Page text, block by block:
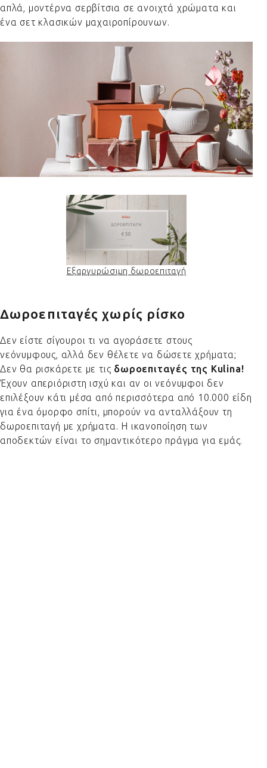
απλά, μοντέρνα σερβίτσια σε ανοιχτά χρώματα και
ένα σετ κλασικών μαχαιροπίρουνων.
Εξαργυρώσιμη δωροεπιταγή
Δωροεπιταγές χωρίς ρίσκο
Δεν είστε σίγουροι τι να αγοράσετε στους
νεόνυμφους, αλλά δεν θέλετε να δώσετε χρήματα;
Δεν θα ρισκάρετε με τις δωροεπιταγές της Kulina!
Έχουν απεριόριστη ισχύ και αν οι νεόνυμφοι δεν
επιλέξουν κάτι μέσα από περισσότερα από 10.000 είδη
για ένα όμορφο σπίτι, μπορούν να ανταλλάξουν τη
δωροεπιταγή με χρήματα. Η ικανοποίηση των
αποδεκτών είναι το σημαντικότερο πράγμα για εμάς.